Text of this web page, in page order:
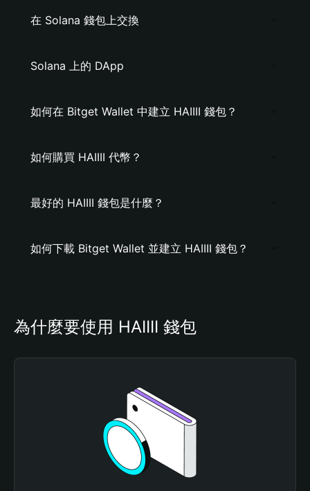
在 Solana 錢包上交換
Solana 上的 DApp
如何在 Bitget Wallet 中建立 HAIIII 錢包？
如何購買 HAIIII 代幣？
最好的 HAIIII 錢包是什麼？
如何下載 Bitget Wallet 並建立 HAIIII 錢包？
為什麼要使用 HAIIII 錢包